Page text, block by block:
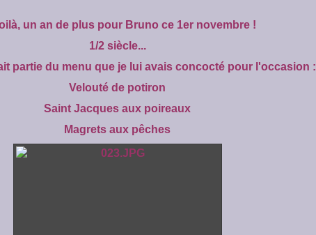
un an de plus pour Bruno ce 1er novembre !
1/2 siècle...
partie du menu que je lui avais concocté pour l'occasion :
Velouté de potiron
Saint Jacques aux poireaux
Magrets aux pêches